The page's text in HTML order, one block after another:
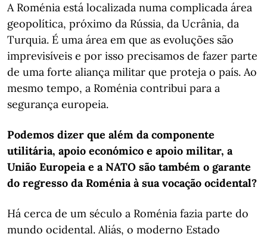
A Roménia está localizada numa complicada área
geopolítica, próximo da Rússia, da Ucrânia, da
Turquia. É uma área em que as evoluções são
imprevisíveis e por isso precisamos de fazer parte
de uma forte aliança militar que proteja o país. Ao
mesmo tempo, a Roménia contribui para a
segurança europeia.
Podemos dizer que além da componente
utilitária, apoio económico e apoio militar, a
União Europeia e a NATO são também o garante
do regresso da Roménia à sua vocação ocidental?
Há cerca de um século a Roménia fazia parte do
mundo ocidental. Aliás, o moderno Estado